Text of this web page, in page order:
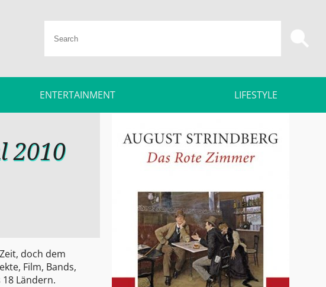
ENTERTAINMENT LIFESTYLE
2010
doch dem
Film, Bands,
Ländern.